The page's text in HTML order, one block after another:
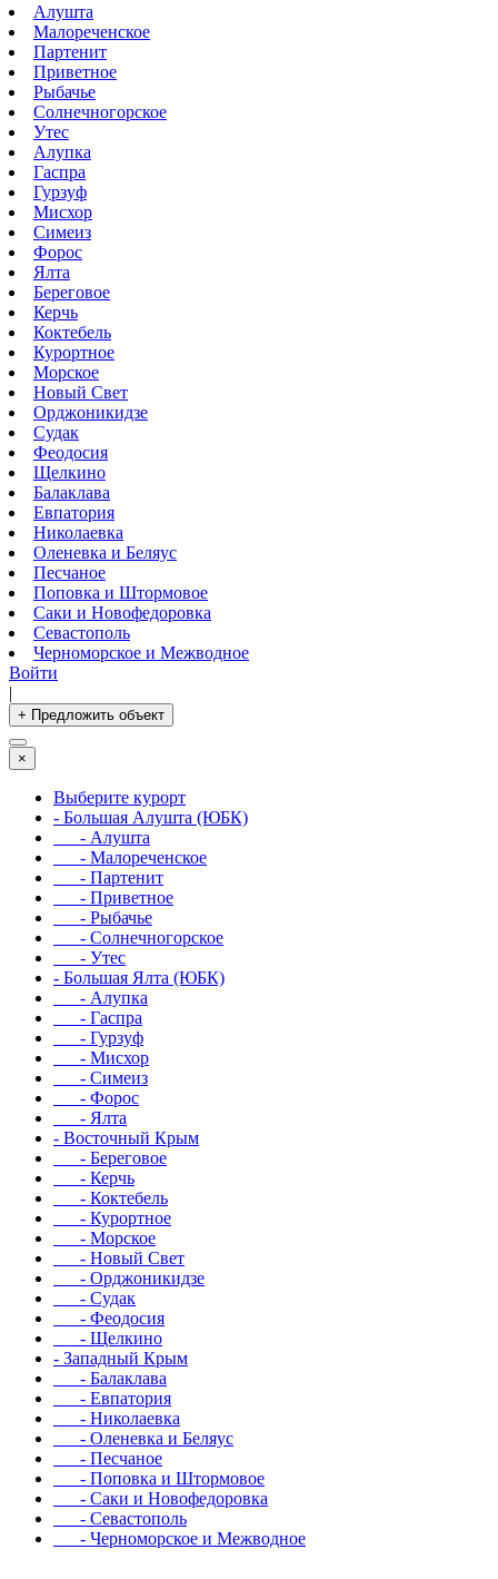
Алушта
Малореченское
Партенит
Приветное
Рыбачье
Солнечногорское
Утес
Алупка
Гаспра
Гурзуф
Мисхор
Симеиз
Форос
Ялта
Береговое
Керчь
Коктебель
Курортное
Морское
Новый Свет
Орджоникидзе
Судак
Феодосия
Щелкино
Балаклава
Евпатория
Николаевка
Оленевка и Беляус
Песчаное
Поповка и Штормовое
Саки и Новофедоровка
Севастополь
Черноморское и Межводное
Войти
|
+ Предложить объект
×
Выберите курорт
- Большая Алушта (ЮБК)
- Алушта
- Малореченское
- Партенит
- Приветное
- Рыбачье
- Солнечногорское
- Утес
- Большая Ялта (ЮБК)
- Алупка
- Гаспра
- Гурзуф
- Мисхор
- Симеиз
- Форос
- Ялта
- Восточный Крым
- Береговое
- Керчь
- Коктебель
- Курортное
- Морское
- Новый Свет
- Орджоникидзе
- Судак
- Феодосия
- Щелкино
- Западный Крым
- Балаклава
- Евпатория
- Николаевка
- Оленевка и Беляус
- Песчаное
- Поповка и Штормовое
- Саки и Новофедоровка
- Севастополь
- Черноморское и Межводное